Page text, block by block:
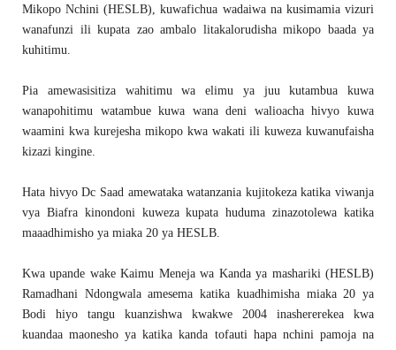
Mikopo Nchini (HESLB), kuwafichua wadaiwa na kusimamia vizuri
wanafunzi ili kupata zao ambalo litakalorudisha mikopo baada ya
kuhitimu.
Pia amewasisitiza wahitimu wa elimu ya juu kutambua kuwa
wanapohitimu watambue kuwa wana deni walioacha hivyo kuwa
waamini kwa kurejesha mikopo kwa wakati ili kuweza kuwanufaisha
kizazi kingine.
Hata hivyo Dc Saad amewataka watanzania kujitokeza katika viwanja
vya Biafra kinondoni kuweza kupata huduma zinazotolewa katika
maaadhimisho ya miaka 20 ya HESLB.
Kwa upande wake Kaimu Meneja wa Kanda ya mashariki (HESLB)
Ramadhani Ndongwala amesema katika kuadhimisha miaka 20 ya
Bodi hiyo tangu kuanzishwa kwakwe 2004 inashererekea kwa
kuandaa maonesho ya katika kanda tofauti hapa nchini pamoja na